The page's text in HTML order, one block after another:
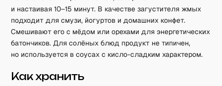
и настаивая 10–15 минут. В качестве загустителя жмых
подходит для смузи, йогуртов и домашних конфет.
Смешивают его с мёдом или орехами для энергетических
батончиков. Для солёных блюд продукт не типичен,
но используется в соусах с кисло-сладким характером.
Как хранить